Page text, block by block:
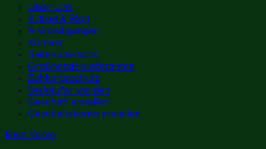
Über Uns
Artikel & Blog
Ankündigungen
Kontakt
Seitenübersicht
Großhandelslieferanten
Zahlungsschutz
Verkäufer werden
Geschäft erstellen
Geschäftskonto erstellen
Mein Konto